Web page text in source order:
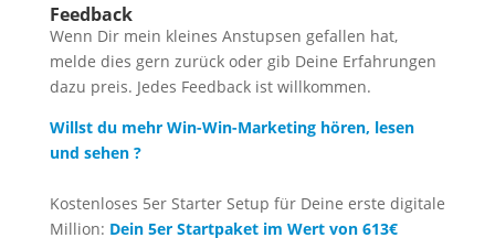
Feedback
Wenn Dir mein kleines Anstupsen gefallen hat,
melde dies gern zurück oder gib Deine Erfahrungen
dazu preis. Jedes Feedback ist willkommen.
Willst du mehr Win-Win-Marketing hören, lesen
und sehen ?
Kostenloses 5er Starter Setup für Deine erste digitale
Million: Dein 5er Startpaket im Wert von 613€